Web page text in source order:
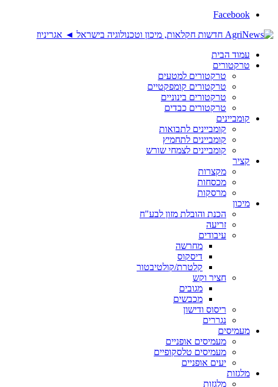
Facebook
עמוד הבית
טרקטורים
טרקטורים למטעים
טרקטורים קומפקטיים
טרקטורים בינוניים
טרקטורים כבדים
קומביינים
קומביינים לתבואות
קומביינים לתחמיץ
קומביינים לצמחי שורש
קציר
מקצרות
מכסחות
מרסקות
מיכון
הכנת והובלת מזון לבע"ח
זריעה
עיבודים
מחרשה
דיסקוס
קלטרת/קולטיבטור
חציר וקש
מגובים
מכבשים
ריסוס ודישון
נגררים
מעמיסים
מעמיסים אופניים
מעמיסים טלסקופיים
יעים אופניים
מלגזות
מלגזות